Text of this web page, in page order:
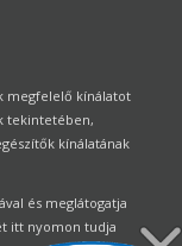
megfelelő kínálatot
tekintetében,
kínálatának
és meglátogatja
itt nyomon tudja